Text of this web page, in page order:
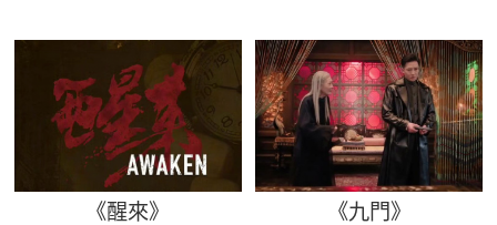
《醒來》 《九門》